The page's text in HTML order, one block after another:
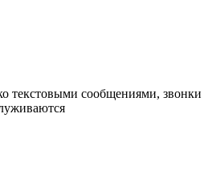
текстовыми сообщениями, звонки